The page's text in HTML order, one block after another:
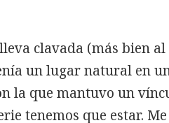
clavada (más bien
un lugar natural en
la que mantuvo un
tenemos que estar.